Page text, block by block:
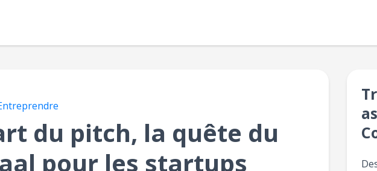
du pitch, la quête du
pour les startups